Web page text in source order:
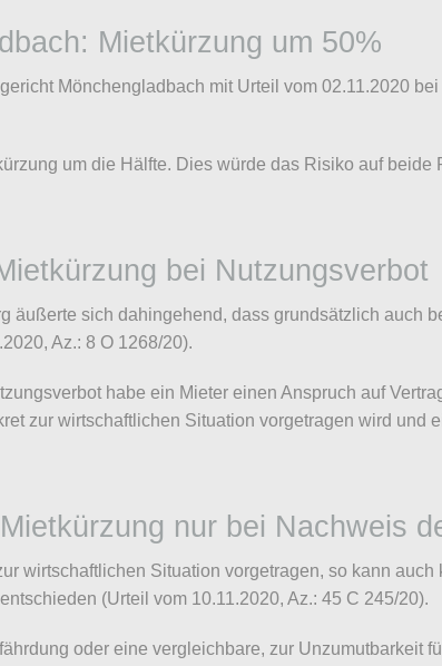
Mietkürzung um 50%
Mönchengladbach mit Urteil vom 02.11.2020
um die Hälfte. Dies würde das Risiko auf beide
bei Nutzungsverbot
äußerte sich dahingehend, dass grundsätzlich auch
Az.: 8 O 1268/20).
habe ein Mieter einen Anspruch auf
zur wirtschaftlichen Situation vorgetragen wird und
nur bei Nachweis
wirtschaftlichen Situation vorgetragen, so kann
(Urteil vom 10.11.2020, Az.: 45 C 245/20).
oder eine vergleichbare, zur Unzumutbarkeit